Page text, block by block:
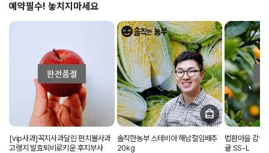
예약필수! 놓치지마세요
[vip사과]꼭지사과달린 펀치볼사과
고랭지 발효퇴비로키운 후지부사
솔직한농부 스테비아 해남절임배추
20kg
법환마을 감귤
귤 SS-L